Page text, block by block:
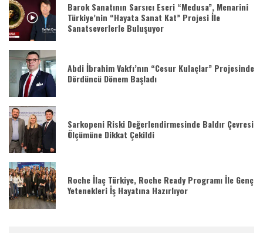
Barok Sanatının Sarsıcı Eseri “Medusa”, Menarini
Türkiye’nin “Hayata Sanat Kat” Projesi İle
Sanatseverlerle Buluşuyor
Abdi İbrahim Vakfı’nın “Cesur Kulaçlar” Projesinde
Dördüncü Dönem Başladı
Sarkopeni Riski Değerlendirmesinde Baldır Çevresi
Ölçümüne Dikkat Çekildi
Roche İlaç Türkiye, Roche Ready Programı İle Genç
Yetenekleri İş Hayatına Hazırlıyor